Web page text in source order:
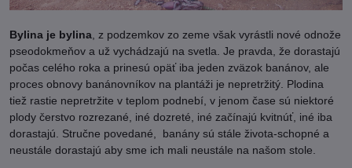
Bylina je bylina , z podzemkov zo zeme však vyrástli nové odnože
pseodokmeňov a už vychádzajú na svetla. Je pravda, že dorastajú
počas celého roka a prinesú opäť iba jeden zväzok banánov, ale
proces obnovy banánovníkov na plantáži je nepretržitý. Plodina
tiež rastie nepretržite v teplom podnebí, v jenom čase sú niektoré
plody čerstvo rozrezané, iné dozreté, iné začínajú kvitnúť, iné iba
dorastajú. Stručne povedané, banány sú stále života-schopné a
neustále dorastajú aby sme ich mali neustále na našom stole.